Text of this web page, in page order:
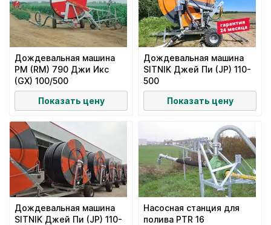
Дождевальная машина
PM (RM) 790 Джи Икс
(GX) 100/500
Показать цену
Дождевальная машина
SITNIK Джей Пи (JP) 110-
500
Показать цену
Дождевальная машина
SITNIK Джей Пи (JP) 110-
Насосная станция для
полива PTR 16